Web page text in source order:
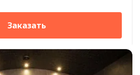
Заказать